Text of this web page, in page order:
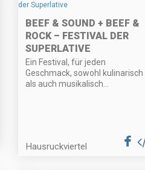
BEEF & SOUND + BEEF &
ROCK – FESTIVAL DER
SUPERLATIVE
Ein Festival, für jeden
Geschmack, sowohl kulinarisch
als auch musikalisch...
Hausruckviertel